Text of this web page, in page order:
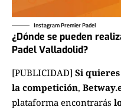
Instagram Premier Padel
¿Dónde se pueden
Padel Valladolid?
[PUBLICIDAD] Si
la competición,
plataforma encontrarás